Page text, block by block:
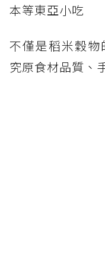
本等東亞小吃
不僅是稻米穀
究原食材品質、